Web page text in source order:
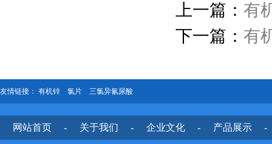
上一篇：有
下一篇：有
友情链接： 有机锌 氯片 三氯异氰尿酸
-
网站首页 -
关于我们 -
企业文化 -
产品展示